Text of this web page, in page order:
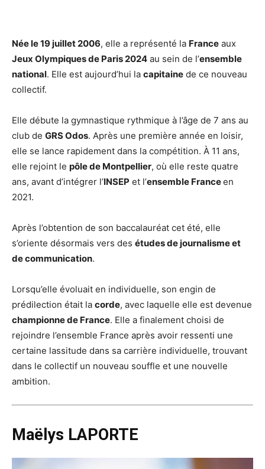
Née le 19 juillet 2006, elle a représenté la France aux
Jeux Olympiques de Paris 2024 au sein de l’ensemble
national. Elle est aujourd’hui la capitaine de ce nouveau
collectif.
Elle débute la gymnastique rythmique à l’âge de 7 ans au
club de GRS Odos. Après une première année en loisir,
elle se lance rapidement dans la compétition. À 11 ans,
elle rejoint le pôle de Montpellier, où elle reste quatre
ans, avant d’intégrer l’INSEP et l’ensemble Franceen
2021.
Après l’obtention de son baccalauréat cet été, elle
s’oriente désormais vers des études de journalisme et
de communication.
Lorsqu’elle évoluait en individuelle, son engin de
prédilection était la corde, avec laquelle elle est devenue
championne de France. Elle a finalement choisi de
rejoindre l’ensemble France après avoir ressenti une
certaine lassitude dans sa carrière individuelle, trouvant
dans le collectif un nouveau souffle et une nouvelle
ambition.
Maëlys LAPORTE